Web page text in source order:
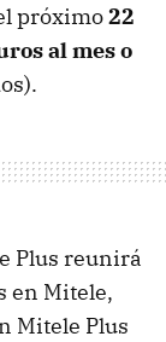
próximo22
al mes o
Plus reunirá
en Mitele,
Mitele Plus